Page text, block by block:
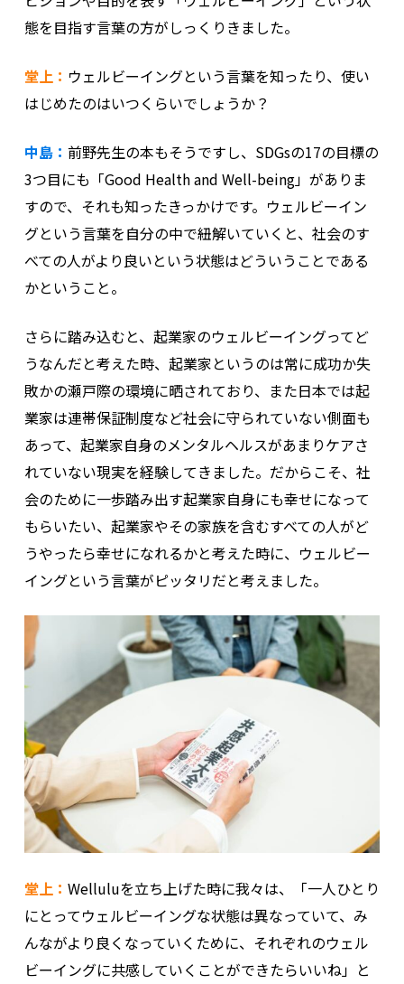
態を目指す言葉の方がしっくりきました。
堂上： ウェルビーイングという言葉を知ったり、使い
はじめたのはいつくらいでしょうか？
中島： 前野先生の本もそうですし、SDGsの17の目標の
3つ目にも「Good Health and Well-being」がありま
すので、それも知ったきっかけです。ウェルビーイン
グという言葉を自分の中で紐解いていくと、社会のす
べての人がより良いという状態はどういうことである
かということ。
さらに踏み込むと、起業家のウェルビーイングってど
うなんだと考えた時、起業家というのは常に成功か失
敗かの瀬戸際の環境に晒されており、また日本では起
業家は連帯保証制度など社会に守られていない側面も
あって、起業家自身のメンタルヘルスがあまりケアさ
れていない現実を経験してきました。だからこそ、社
会のために一歩踏み出す起業家自身にも幸せになって
もらいたい、起業家やその家族を含むすべての人がど
うやったら幸せになれるかと考えた時に、ウェルビー
イングという言葉がピッタリだと考えました。
堂上： Welluluを立ち上げた時に我々は、「一人ひとり
にとってウェルビーイングな状態は異なっていて、み
んながより良くなっていくために、それぞれのウェル
ビーイングに共感していくことができたらいいね」と